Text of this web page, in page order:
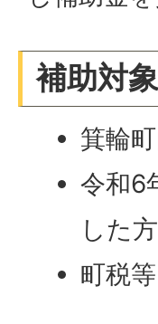
補助対
箕輪
令和6
した方
町税